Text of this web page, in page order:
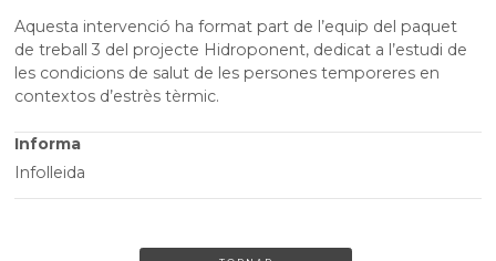
Aquesta intervenció ha format part de l’equip del paquet
de treball 3 del projecte Hidroponent, dedicat a l’estudi de
les condicions de salut de les persones temporeres en
contextos d’estrès tèrmic.
Informa
Infolleida